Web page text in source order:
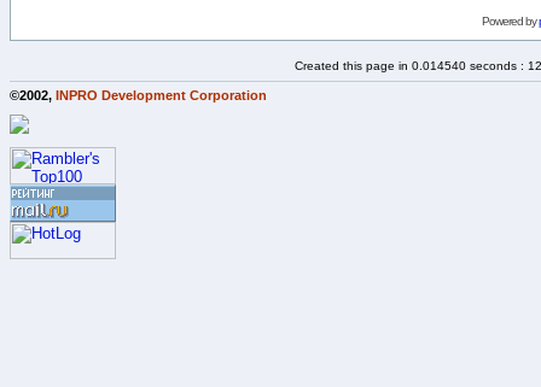
Powered by
Created this page in 0.014540 seconds :
©2002, INPRO Development Corporation